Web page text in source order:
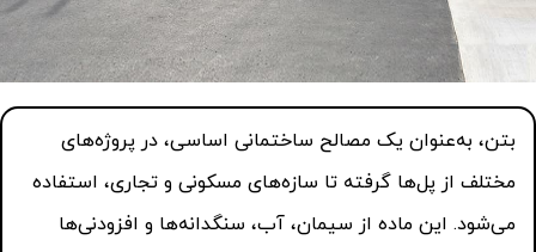
بتن، به‌عنوان یک مصالح ساختمانی اساسی، در پروژه‌های
مختلف از پل‌ها گرفته تا سازه‌های مسکونی و تجاری، استفاده
می‌شود. این ماده از سیمان، آب، سنگدانه‌ها و افزودنی‌ها